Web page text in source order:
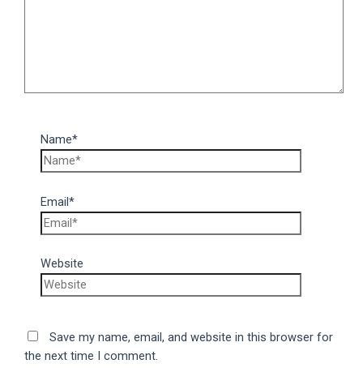
Name*
Email*
Website
Save my name, email, and website in this browser for
the next time I comment.